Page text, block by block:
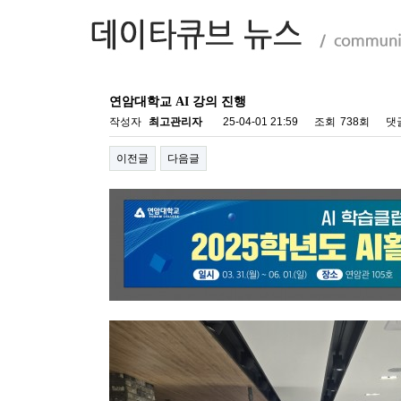
연암대학교 AI 강의 진행
작성자 최고관리자 25-04-01 21:59 조회 738회 댓
이전글 다음글